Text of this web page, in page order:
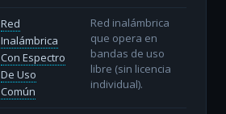
Red
Inalámbrica
Con Espectro
De Uso
Común
Red inalámbrica
que opera en
bandas de uso
libre (sin licencia
individual).